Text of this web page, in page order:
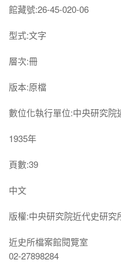
館藏號:26-45-020-06
型式:文字
層次:冊
版本:原檔
數位化執行單位:中央研究院
1935年
頁數:39
中文
版權:中央研究院近代史研究
近史所檔案館閱覽室
02-27898284